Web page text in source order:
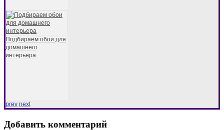
Подбираем обои для
домашнего
интерьера
prev next
Добавить комментарий